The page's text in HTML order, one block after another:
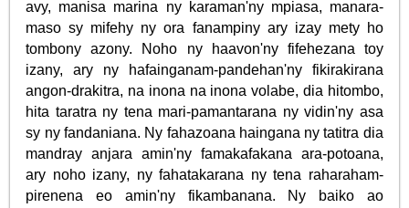
avy, manisa marina ny karaman'ny mpiasa, manara-
maso sy mifehy ny ora fanampiny ary izay mety ho
tombony azony. Noho ny haavon'ny fifehezana toy
izany, ary ny hafainganam-pandehan'ny fikirakirana
angon-drakitra, na inona na inona volabe, dia hitombo,
hita taratra ny tena mari-pamantarana ny vidin'ny asa
sy ny fandaniana. Ny fahazoana haingana ny tatitra dia
mandray anjara amin'ny famakafakana ara-potoana,
ary noho izany, ny fahatakarana ny tena raharaham-
pirenena eo amin'ny fikambanana. Ny baiko ao